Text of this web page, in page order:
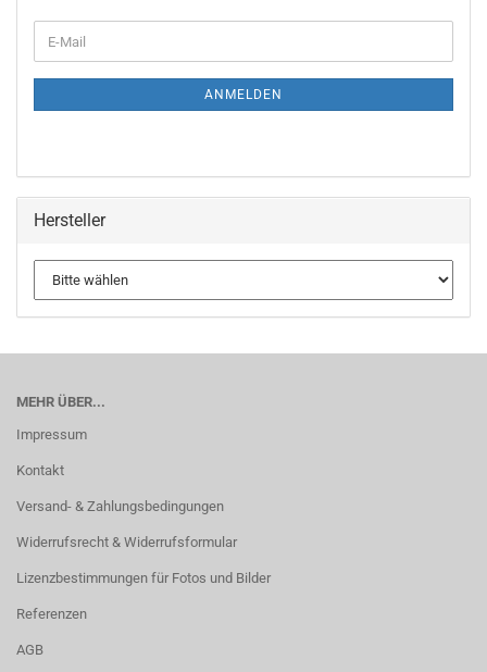
ZUR
E-
Mail
ANMELDEN
Hersteller
MEHR ÜBER...
Impressum
Kontakt
Versand- & Zahlungsbedingungen
Widerrufsrecht & Widerrufsformular
Lizenzbestimmungen für Fotos und Bilder
Referenzen
AGB